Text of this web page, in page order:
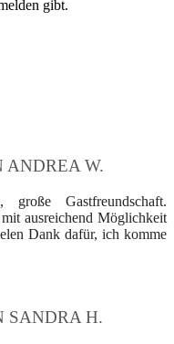
gibt.
ANDREA W.
große Gastfreundschaft.
ausreichend Möglichkeit
Dank dafür, ich komme
SANDRA H.